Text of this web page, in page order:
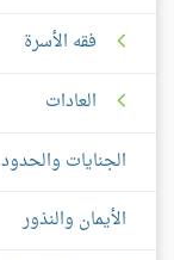
فقه الأسرة
العادات
الجنايات والحدود
الأيمان والنذور